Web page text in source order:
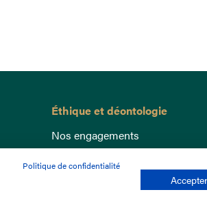
Éthique et déontologie
Nos engagements
Lutte anti-dopage
Bien être equin
Index Egalité Femmes-Hommes
Politique de confidentialité